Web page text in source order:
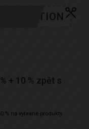
VACATION
+ 10 % zpět s
% na vybrané produkty.